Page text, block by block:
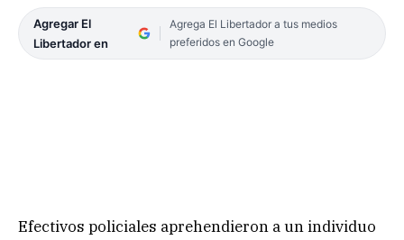
Agregar El
Libertador en
Agrega El Libertador a tus medios
preferidos en Google
Efectivos policiales aprehendieron a un individuo